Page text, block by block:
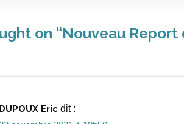
on “Nouveau
DUPOUX Eric dit :